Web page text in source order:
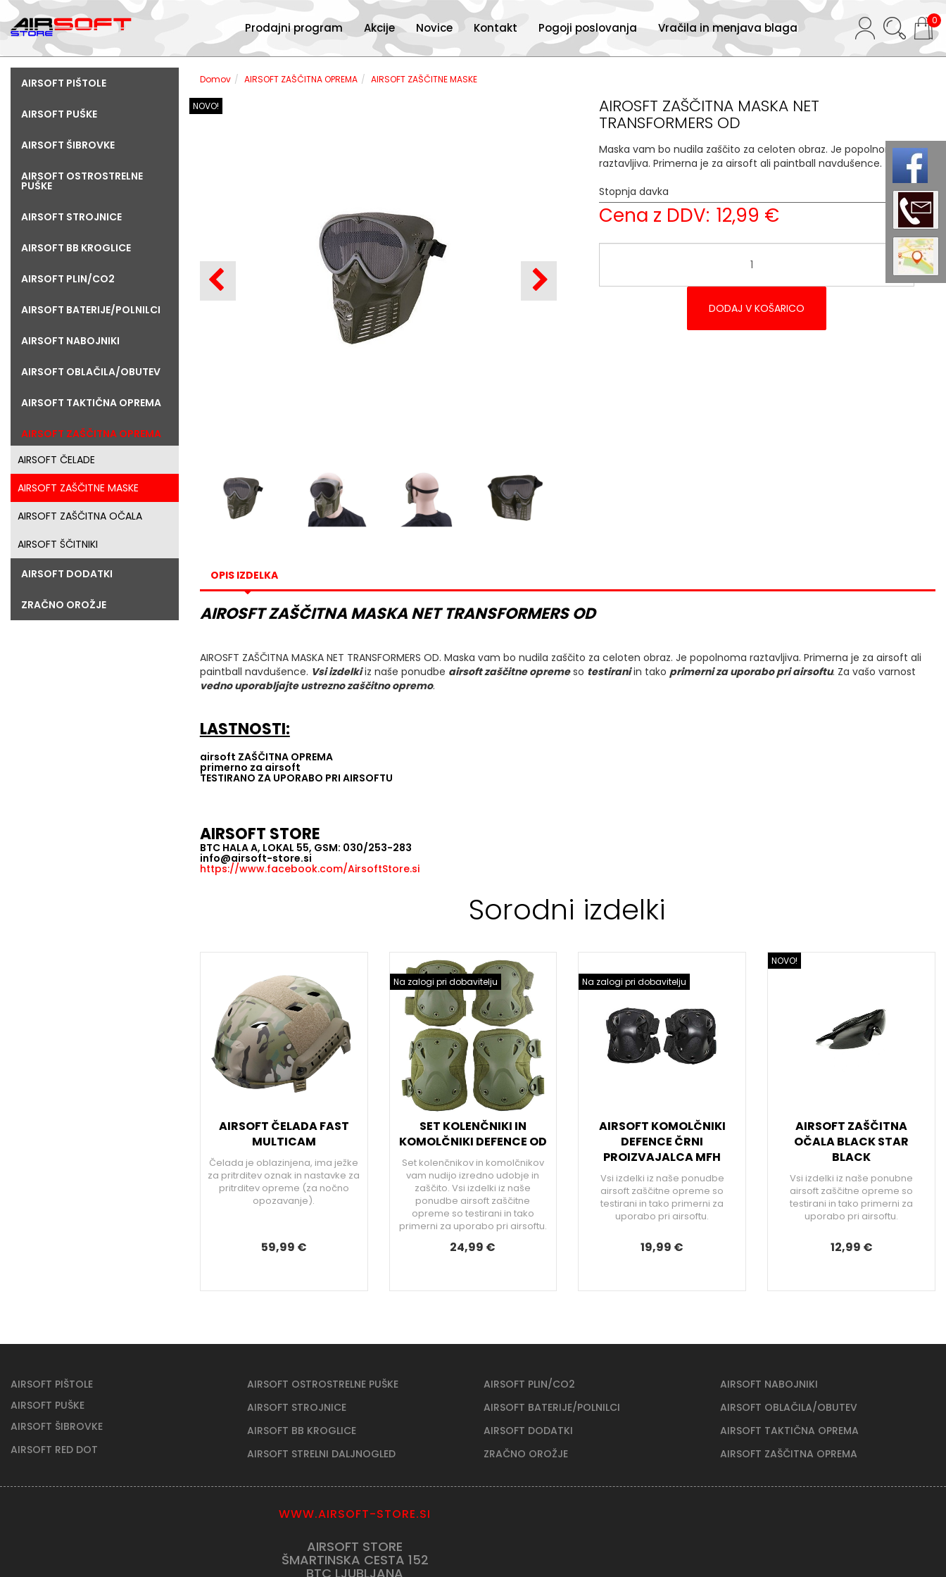
0
Prodajni program Akcije Novice Kontakt Pogoji poslovanja Vračila in menjava blaga
AIRSOFT PIŠTOLE
AIRSOFT PUŠKE
AIRSOFT ŠIBROVKE
AIRSOFT OSTROSTRELNE
PUŠKE
AIRSOFT STROJNICE
AIRSOFT BB KROGLICE
AIRSOFT PLIN/CO2
AIRSOFT BATERIJE/POLNILCI
AIRSOFT NABOJNIKI
AIRSOFT OBLAČILA/OBUTEV
AIRSOFT TAKTIČNA OPREMA
AIRSOFT ZAŠČITNA OPREMA
AIRSOFT ČELADE
AIRSOFT ZAŠČITNE MASKE
AIRSOFT ZAŠČITNA OČALA
AIRSOFT ŠČITNIKI
AIRSOFT DODATKI
ZRAČNO OROŽJE
Domov AIRSOFT ZAŠČITNA OPREMA AIRSOFT ZAŠČITNE MASKE
NOVO! AIROSFT ZAŠČITNA MASKA NET
TRANSFORMERS OD
Maska vam bo nudila zaščito za celoten obraz. Je popolnoma
raztavljiva. Primerna je za airsoft ali paintball navdušence.
Stopnja davka
22 %
Cena z DDV: 12,99 €
DODAJ V KOŠARICO
OPIS IZDELKA
AIROSFT ZAŠČITNA MASKA NET TRANSFORMERS OD
AIROSFT ZAŠČITNA MASKA NET TRANSFORMERS OD. Maska vam bo nudila zaščito za celoten obraz. Je popolnoma raztavljiva. Primerna je za airsoft ali
paintball navdušence. Vsi izdelkiiz naše ponudbe airsoft zaščitne opremeso testiraniin tako primerni za uporabo pri airsoftu. Za vašo varnost
vedno uporabljajte ustrezno zaščitno opremo.
LASTNOSTI:
airsoft ZAŠČITNA OPREMA
primerno za airsoft
TESTIRANO ZA UPORABO PRI AIRSOFTU
AIRSOFT STORE
BTC HALA A, LOKAL 55, GSM: 030/253-283
info@airsoft-store.si
https://www.facebook.com/AirsoftStore.si
Sorodni izdelki
AIRSOFT ČELADA FAST
MULTICAM
Čelada je oblazinjena, ima ježke
za pritrditev oznak in nastavke za
pritrditev opreme (za nočno
opozavanje).
59,99 €
Na zalogi pri dobavitelju
SET KOLENČNIKI IN
KOMOLČNIKI DEFENCE OD
Set kolenčnikov in komolčnikov
vam nudijo izredno udobje in
zaščito. Vsi izdelki iz naše
ponudbe airsoft zaščitne
opreme so testirani in tako
primerni za uporabo pri airsoftu.
24,99 €
Na zalogi pri dobavitelju
AIRSOFT KOMOLČNIKI
DEFENCE ČRNI
PROIZVAJALCA MFH
Vsi izdelki iz naše ponudbe
airsoft zaščitne opreme so
testirani in tako primerni za
uporabo pri airsoftu.
19,99 €
NOVO!
AIRSOFT ZAŠČITNA
OČALA BLACK STAR
BLACK
Vsi izdelki iz naše ponubne
airsoft zaščitne opreme so
testirani in tako primerni za
uporabo pri airsoftu.
12,99 €
AIRSOFT PIŠTOLE
AIRSOFT PUŠKE
AIRSOFT ŠIBROVKE
AIRSOFT RED DOT
AIRSOFT OSTROSTRELNE PUŠKE
AIRSOFT STROJNICE
AIRSOFT BB KROGLICE
AIRSOFT STRELNI DALJNOGLED
AIRSOFT PLIN/CO2
AIRSOFT BATERIJE/POLNILCI
AIRSOFT DODATKI
ZRAČNO OROŽJE
AIRSOFT NABOJNIKI
AIRSOFT OBLAČILA/OBUTEV
AIRSOFT TAKTIČNA OPREMA
AIRSOFT ZAŠČITNA OPREMA
WWW.AIRSOFT-STORE.SI
AIRSOFT STORE
ŠMARTINSKA CESTA 152
BTC LJUBLJANA